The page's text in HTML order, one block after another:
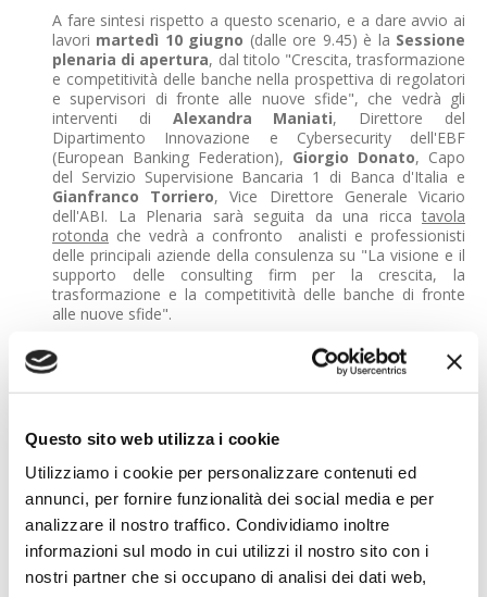
Questo sito web utilizza i cookie
Utilizziamo i cookie per personalizzare contenuti ed
annunci, per fornire funzionalità dei social media e per
analizzare il nostro traffico. Condividiamo inoltre
informazioni sul modo in cui utilizzi il nostro sito con i
nostri partner che si occupano di analisi dei dati web,
A fare sintesi rispetto a questo scenario, e a dare avvio ai
lavori martedì 10 giugno (dalle ore 9.45) è la Sessione
plenaria di apertura, dal titolo "Crescita, trasformazione
e competitività delle banche nella prospettiva di regolatori
e supervisori di fronte alle nuove sfide", che vedrà gli
interventi di Alexandra Maniati, Direttore del
Dipartimento Innovazione e Cybersecurity dell'EBF
(European Banking Federation), Giorgio Donato, Capo
del Servizio Supervisione Bancaria 1 di Banca d'Italia e
Gianfranco Torriero, Vice Direttore Generale Vicario
dell'ABI. La Plenaria sarà seguita da una ricca tavola
rotonda che vedrà a confronto analisti e professionisti
delle principali aziende della consulenza su "La visione e il
supporto delle consulting firm per la crescita, la
trasformazione e la competitività delle banche di fronte
alle nuove sfide".
I lavori della giornata proseguono poi nelle diverse
sessioni parallele
che affrontano in maniera verticale i
diversi ambiti tematici: dagli impatti sulle politiche creditizie
riconfigurati i prodotti e gli approcci al mercato, all'analisi
(e quindi le ricadute sul racing e sulla rendicontazione
societaria), ma anche diversi momenti dedicati alla
prospettive di scenario e di possibile sviluppo, con
l'implementazione delle innovazioni tecnologiche da un
lato e di quelle normative dall'altro.
Sessioni parallele che proseguono nella mattinata di